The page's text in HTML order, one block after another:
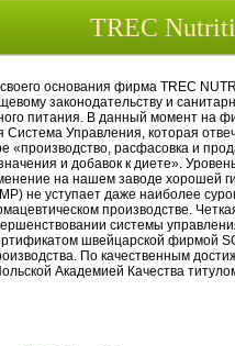
TREC
основания фирма TREC
законодательству и
питания. В данный момент на
Система Управления, которая
«производство, расфасовка и
и добавок к диете».
на нашем заводе хорошей
не уступает даже наиболее
производстве.
системы
швейцарской фирмой
По качественным
Академией Качества